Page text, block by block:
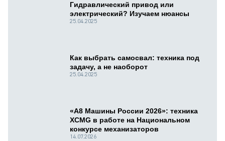
Гидравлический привод или
электрический? Изучаем нюансы
25.04.2025
Как выбрать самосвал: техника под
задачу, а не наоборот
25.04.2025
«А8 Машины России 2026»: техника
XCMG в работе на Национальном
конкурсе механизаторов
14.07.2026